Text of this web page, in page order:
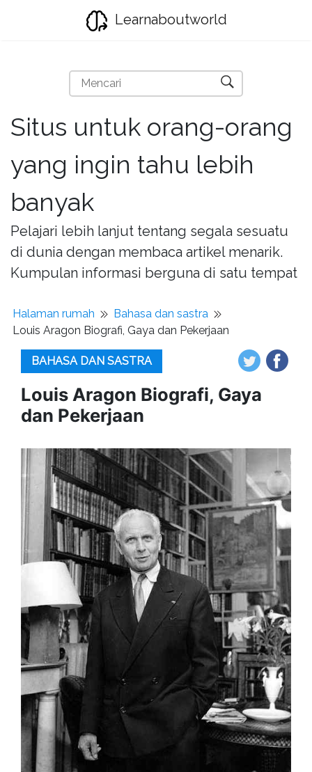
Learnaboutworld
Situs untuk orang-orang
yang ingin tahu lebih
banyak
Pelajari lebih lanjut tentang segala sesuatu
di dunia dengan membaca artikel menarik.
Kumpulan informasi berguna di satu tempat
Halaman rumah
Bahasa dan sastra
Louis Aragon Biografi, Gaya dan Pekerjaan
BAHASA DAN SASTRA
Louis Aragon Biografi, Gaya
dan Pekerjaan